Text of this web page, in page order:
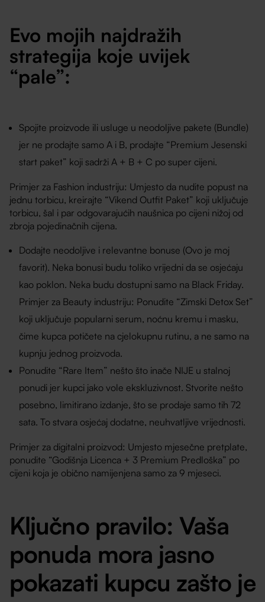
Evo mojih najdražih
strategija koje uvijek
“pale”:
Spojite proizvode ili usluge u neodoljive pakete (Bundle)
jer ne prodajte samo A i B, prodajte “Premium Jesenski
start paket” koji sadrži A + B + C po super cijeni.
Primjer za Fashion industriju: Umjesto da nudite popust na
jednu torbicu, kreirajte “Vikend Outfit Paket” koji uključuje
torbicu, šal i par odgovarajućih naušnica po cijeni nižoj od
zbroja pojedinačnih cijena.
Dodajte neodoljive i relevantne bonuse (Ovo je moj
favorit). Neka bonusi budu toliko vrijedni da se osjećaju
kao poklon. Neka budu dostupni samo na Black Friday.
Primjer za Beauty industriju: Ponudite “Zimski Detox Set”
koji uključuje popularni serum, noćnu kremu i masku,
čime kupca potičete na cjelokupnu rutinu, a ne samo na
kupnju jednog proizvoda.
Ponudite “Rare Item” nešto što inače NIJE u stalnoj
ponudi jer kupci jako vole ekskluzivnost. Stvorite nešto
posebno, limitirano izdanje, što se prodaje samo tih 72
sata. To stvara osjećaj dodatne, neuhvatljive vrijednosti.
Primjer za digitalni proizvod: Umjesto mjesečne pretplate,
ponudite “Godišnja Licenca + 3 Premium Predloška” po
cijeni koja je obično namijenjena samo za 9 mjeseci.
Ključno pravilo: Vaša
ponuda mora jasno
pokazati kupcu zašto je